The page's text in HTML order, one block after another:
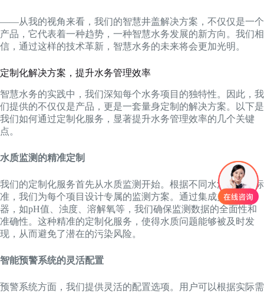
——从我的视角来看，我们的智慧井盖解决方案，不仅仅是一个
产品，它代表着一种趋势，一种智慧水务发展的新方向。我们相
信，通过这样的技术革新，智慧水务的未来将会更加光明。
定制化解决方案，提升水务管理效率
智慧水务的实践中，我们深知每个水务项目的独特性。因此，我
们提供的不仅仅是产品，更是一套量身定制的解决方案。以下是
我们如何通过定制化服务，显著提升水务管理效率的几个关键
点。
水质监测的精准定制
我们的定制化服务首先从水质监测开始。根据不同水源和排放标
准，我们为每个项目设计专属的监测方案。通过集成多种传感
器，如pH值、浊度、溶解氧等，我们确保监测数据的全面性和
准确性。这种精准的定制化服务，使得水质问题能够被及时发
现，从而避免了潜在的污染风险。
智能预警系统的灵活配置
预警系统方面，我们提供灵活的配置选项。用户可以根据实际需